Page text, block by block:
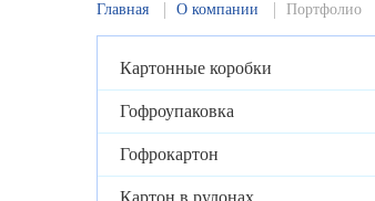
Главная О компании Портфолио
Картонные коробки
Гофроупаковка
Гофрокартон